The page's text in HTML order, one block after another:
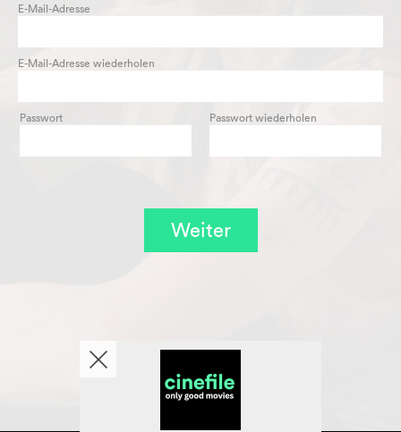
E-Mail-Adresse
E-Mail-Adresse wiederholen
Passwort Passwort wiederholen
Weiter